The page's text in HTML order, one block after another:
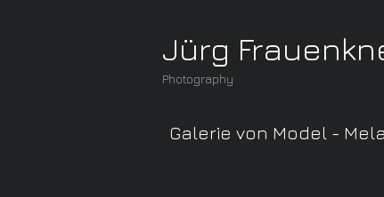
Jürg
Photography
Galerie von Model -